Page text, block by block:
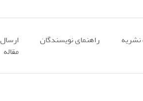
نشریه راهنمای نویسندگان
ارسال
مقاله